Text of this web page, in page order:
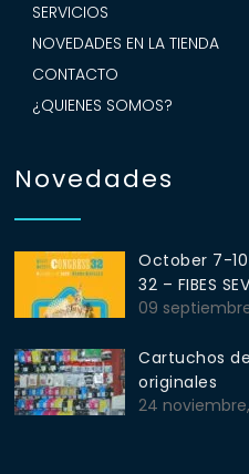
SERVICIOS
NOVEDADES EN LA TIENDA
CONTACTO
¿QUIENES SOMOS?
Novedades
October 7-10
32 – FIBES
09
Cartuchos
originales
24